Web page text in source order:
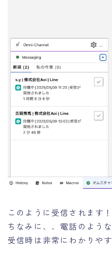
このように受信されます！
ちなみに、、電話のよう
受信時は非常にわかりやす